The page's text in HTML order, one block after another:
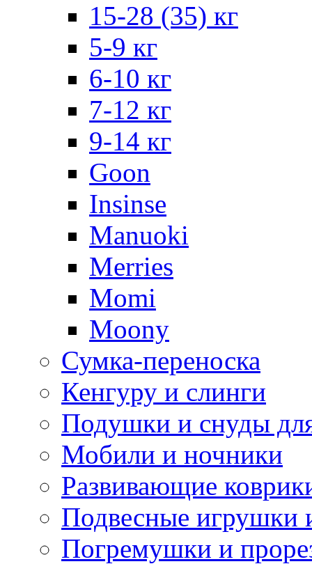
15-28 (35) кг
5-9 кг
6-10 кг
7-12 кг
9-14 кг
Goon
Insinse
Manuoki
Merries
Momi
Moony
Сумка-переноска
Кенгуру и слинги
Подушки и снуды
Мобили и ночники
Развивающие
Подвесные игрушки
Погремушки и